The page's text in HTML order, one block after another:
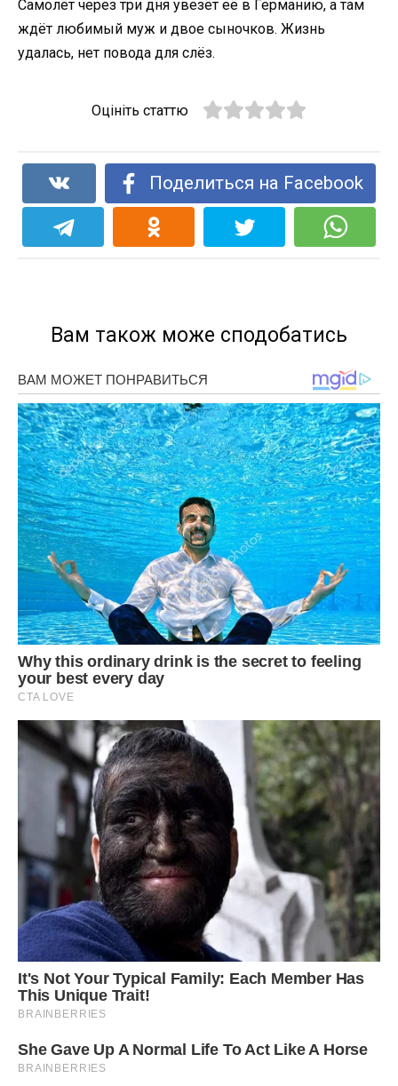
Самолёт через три дня увезёт её в Германию, а там
ждёт любимый муж и двое сыночков. Жизнь
удалась, нет повода для слёз.
Оцініть статтю
Поделиться на Facebook
Вам також може сподобатись